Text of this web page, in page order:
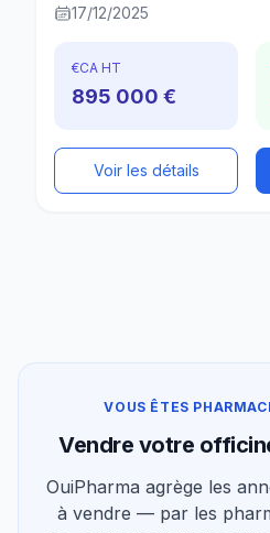
17/12/2025
€CA HT
895 000 €
Voir les détails
VOUS ÊTES
Vendre votre
OuiPharma agrège les
à vendre — par les